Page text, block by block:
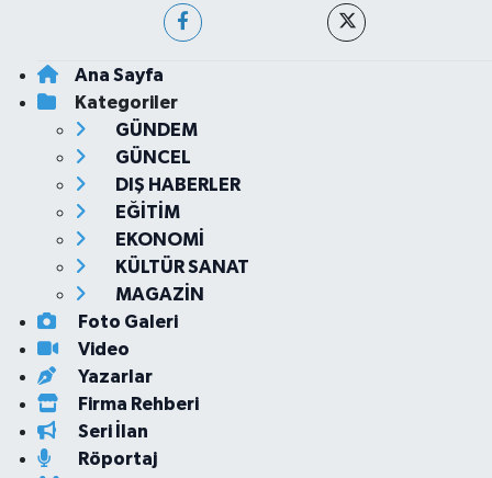
Ana Sayfa
Kategoriler
GÜNDEM
GÜNCEL
DIŞ HABERLER
EĞİTİM
EKONOMİ
KÜLTÜR SANAT
MAGAZİN
Foto Galeri
Video
Yazarlar
Firma Rehberi
Seri İlan
Röportaj